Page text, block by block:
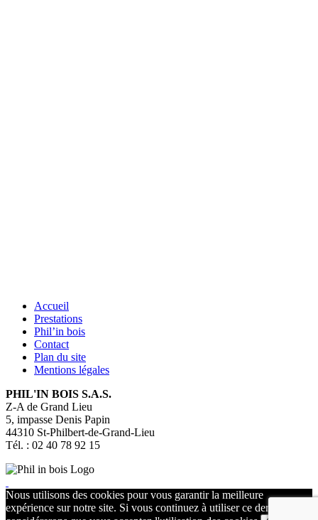
Accueil
Prestations
Phil’in bois
Contact
Plan du site
Mentions légales
PHIL'IN BOIS S.A.S.
Z-A de Grand Lieu
5, impasse Denis Papin
44310 St-Philbert-de-Grand-Lieu
Tél. : 02 40 78 92 15
Nous utilisons des cookies pour vous garantir la meilleure
expérience sur notre site. Si vous continuez à utiliser ce dernier, nous